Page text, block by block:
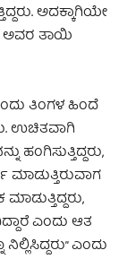
ಅದಕ್ಕಾಗಿಯೇ
ಅವರ ತಾಯಿ
ತಿಂಗಳ ಹಿಂದೆ
ಉಚಿತವಾಗಿ
ಹಂಗಿಸುತ್ತಿದ್ದರು,
ಮಾಡುತ್ತಿರುವಾಗ
ಎಂದು ಆತ
ಎಂದು